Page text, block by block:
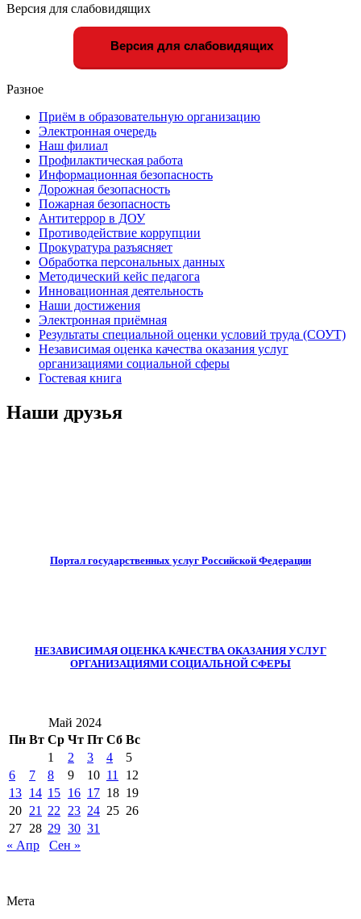
Версия для слабовидящих
Версия для слабовидящих
Разное
Приём в образовательную организацию
Электронная очередь
Наш филиал
Профилактическая работа
Информационная безопасность
Дорожная безопасность
Пожарная безопасность
Антитеррор в ДОУ
Противодействие коррупции
Прокуратура разъясняет
Обработка персональных данных
Методический кейс педагога
Инновационная деятельность
Наши достижения
Электронная приёмная
Результаты специальной оценки условий труда (СОУТ)
Независимая оценка качества оказания услуг
организациями социальной сферы
Гостевая книга
Наши друзья
Портал государственных услуг Российской Федерации
НЕЗАВИСИМАЯ ОЦЕНКА КАЧЕСТВА ОКАЗАНИЯ УСЛУГ
ОРГАНИЗАЦИЯМИ СОЦИАЛЬНОЙ СФЕРЫ
Май 2024
Пн Вт Ср Чт Пт Сб Вс
1
2 3 4
5
6
7 8 9 10 11
12
13 14 15 16 17 18 19
20 21 22 23 24 25 26
27 28 29 30 31
« Апр
Сен »
Мета